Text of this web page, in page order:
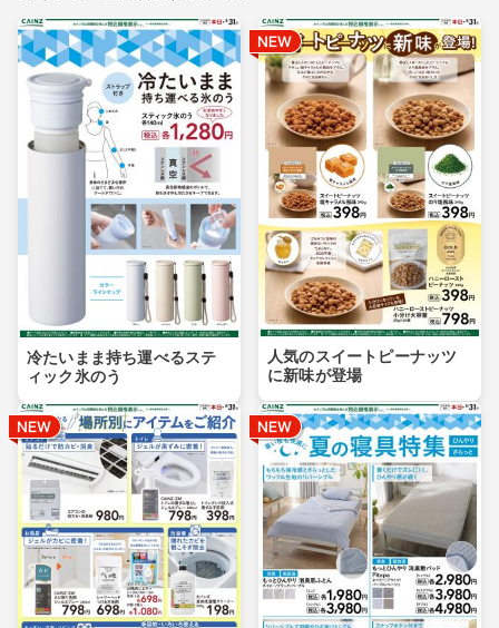
冷たいまま持ち運べるステ
ィック氷のう
人気のスイートピーナッツ
に新味が登場